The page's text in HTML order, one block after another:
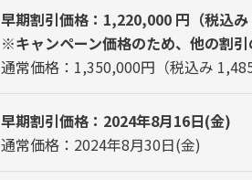
早期割引価格：1,220,000 円（税込
※キャンペーン価格のため、他の割引
通常価格：1,350,000円（税込み
早期割引価格：2024年8月16日(金)
通常価格：2024年8月30日(金)